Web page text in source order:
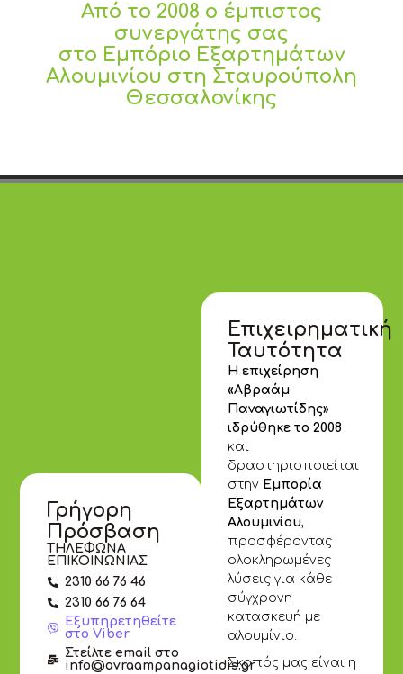
Από το 2008 ο έμπιστος
συνεργάτης σας
στο Εμπόριο Εξαρτημάτων
Αλουμινίου στη Σταυρούπολη
Θεσσαλονίκης
Επιχειρηματική
Ταυτότητα
Η επιχείρηση
«Αβραάμ
Παναγιωτίδης»
ιδρύθηκε το 2008
και
δραστηριοποιείται
στην Εμπορία
Εξαρτημάτων
Αλουμινίου,
προσφέροντας
ολοκληρωμένες
λύσεις για κάθε
σύγχρονη
κατασκευή με
αλουμίνιο.
Σκοπός μας είναι η
Γρήγορη
Πρόσβαση
ΤΗΛΕΦΩΝΑ
ΕΠΙΚΟΙΝΩΝΙΑΣ
2310 66 76 46
2310 66 76 64
Εξυπηρετηθείτε
στο Viber
Στείλτε email στο
info@avraampanagiotidis.gr